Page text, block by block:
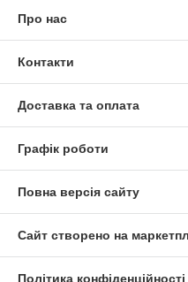
Про нас
Контакти
Доставка та оплата
Графік роботи
Повна версія сайту
Сайт створено на
Політика конфіденційності